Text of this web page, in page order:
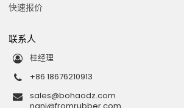
快速报价
联系人
桂经理
+86 18676210913
sales@bohaodz.com